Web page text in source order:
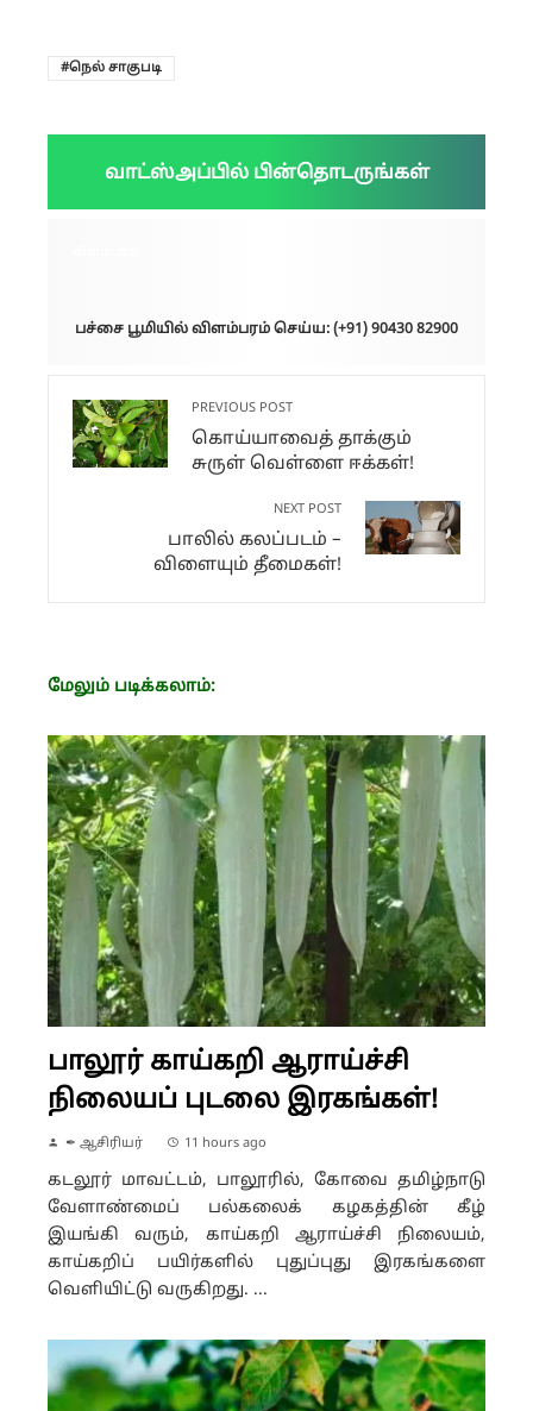
நெல் சாகுபடி
வாட்ஸ்அப்பில் பின்தொடருங்கள்
பச்சை பூமியில் விளம்பரம் செய்ய: (+91) 90430 82900
PREVIOUS POST
கொய்யாவைத் தாக்கும்
சுருள் வெள்ளை ஈக்கள்!
NEXT POST
பாலில் கலப்படம் –
விளையும் தீமைகள்!
மேலும் படிக்கலாம்:
பாலூர் காய்கறி ஆராய்ச்சி
நிலையப் புடலை இரகங்கள்!
✒ ஆசிரியர் 11 hours ago
கடலூர் மாவட்டம், பாலூரில், கோவை தமிழ்நாடு
வேளாண்மைப் பல்கலைக் கழகத்தின் கீழ்
இயங்கி வரும், காய்கறி ஆராய்ச்சி நிலையம்,
காய்கறிப் பயிர்களில் புதுப்புது இரகங்களை
வெளியிட்டு வருகிறது. ...